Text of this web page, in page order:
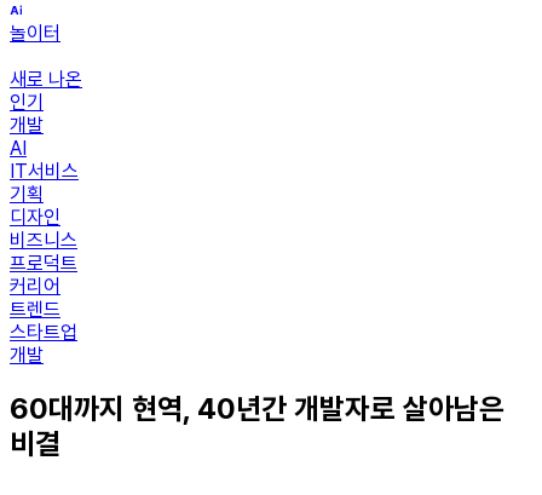
놀이터
새로 나온
인기
개발
AI
IT서비스
기획
디자인
비즈니스
프로덕트
커리어
트렌드
스타트업
개발
60대까지 현역, 40년간 개발자로 살아남은
비결